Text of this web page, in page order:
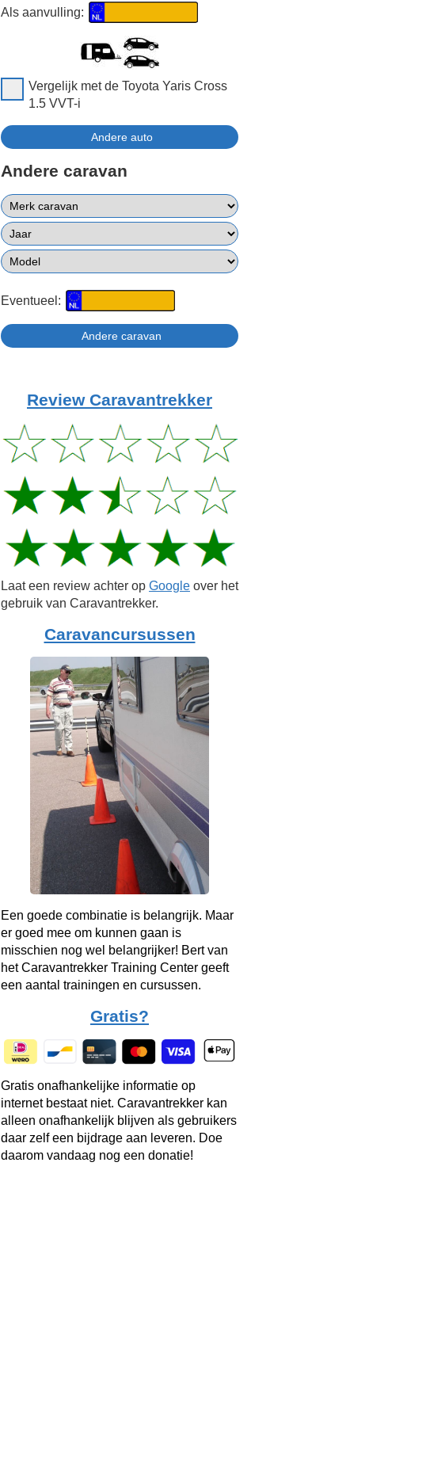
Als aanvulling:
Vergelijk met de Toyota Yaris Cross
1.5 VVT-i
Andere caravan
Eventueel:
Review Caravantrekker
Laat een review achter op Google over het
gebruik van Caravantrekker.
Caravancursussen
Een goede combinatie is belangrijk. Maar
er goed mee om kunnen gaan is
misschien nog wel belangrijker! Bert van
het Caravantrekker Training Center geeft
een aantal trainingen en cursussen.
Gratis?
Gratis onafhankelijke informatie op
internet bestaat niet. Caravantrekker kan
alleen onafhankelijk blijven als gebruikers
daar zelf een bijdrage aan leveren. Doe
daarom vandaag nog een donatie!